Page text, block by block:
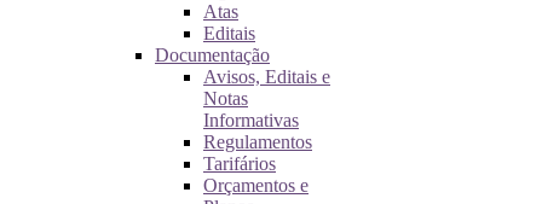
Atas
Editais
Documentação
Avisos, Editais e
Notas
Informativas
Regulamentos
Tarifários
Orçamentos e